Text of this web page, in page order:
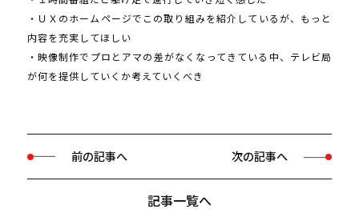
・ＵＸのホームページでこの取り組みを紹介しているが、もっと
内容を充実してほしい
・映像制作でプロとアマの差がなくなってきている中、テレビ局
が何を提供していくか考えていくべき
前の記事へ
記事一覧へ
次の記事へ